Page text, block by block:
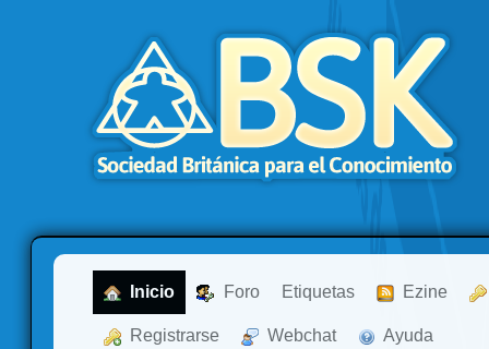
Inicio Foro Etiquetas Ezine
Registrarse Webchat Ayuda